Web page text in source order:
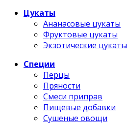
Цукаты
Ананасовые цукаты
Фруктовые цукаты
Экзотические цукаты
Специи
Перцы
Пряности
Смеси приправ
Пищевые добавки
Сушеные овощи